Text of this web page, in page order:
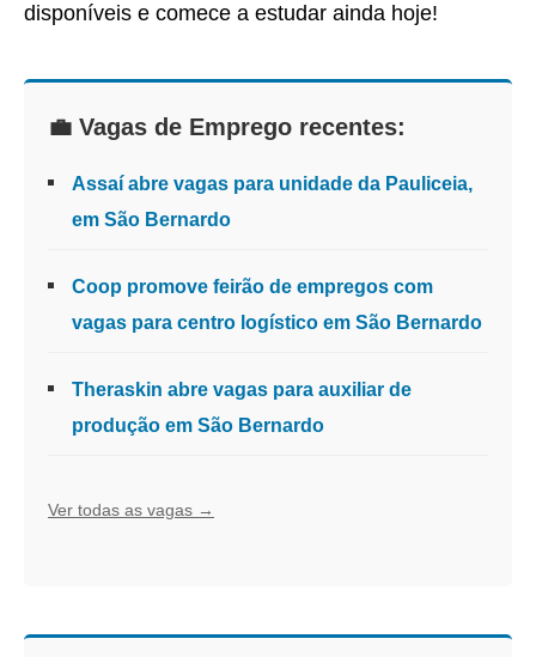
disponíveis e comece a estudar ainda hoje!
💼 Vagas de Emprego recentes:
Assaí abre vagas para unidade da Pauliceia,
em São Bernardo
Coop promove feirão de empregos com
vagas para centro logístico em São Bernardo
Theraskin abre vagas para auxiliar de
produção em São Bernardo
Ver todas as vagas →